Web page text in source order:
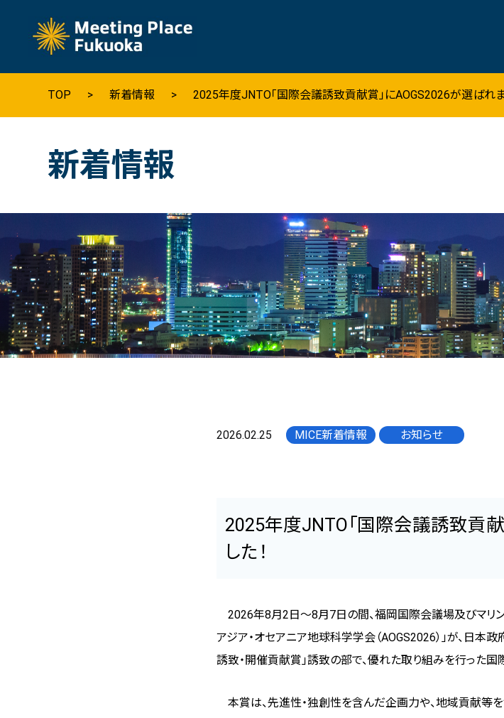
Why Fukuoka
福岡の基本情報
数字で見る福岡
福岡の観光情報
福岡のイベント・行事・お祭
開催までの流れと支援メニュー
会議施設・宿泊
ユニークベニュー
プランニングツ
体験型プログラム
アトラクション
グルメ情報
TOP 新着情報 2025年度JNTO「国際会議誘致貢献賞」にAOGS2026が選ばれま
新着情報
2026.02.25 MICE新着情報 お知らせ
2025年度JNTO「国際会議誘致貢
した！
2026年8月2日～8月7日の間、福岡国際会議場及びマリ
アジア・オセアニア地球科学学会（AOGS2026）」が、日本政
誘致・開催貢献賞」誘致の部で、優れた取り組みを行った国
本賞は、先進性・独創性を含んだ企画力や、地域貢献等